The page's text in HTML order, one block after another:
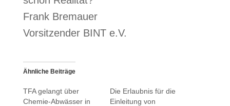
Frank Bremauer
Vorsitzender BINT e.V.
Ähnliche Beiträge
TFA gelangt über
Chemie-Abwässer in
Die Erlaubnis für die
Einleitung von